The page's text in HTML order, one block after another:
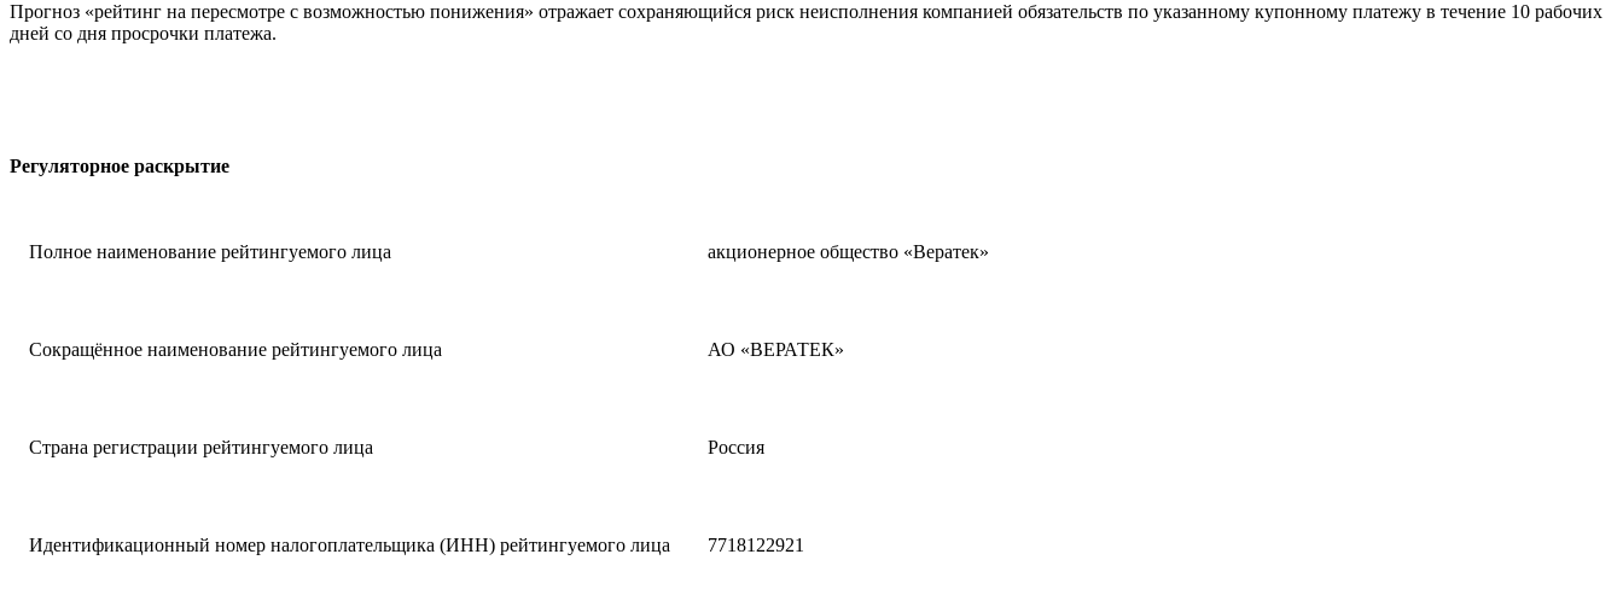
Прогноз «рейтинг на пересмотре с возможностью понижения» отражает сохраняющийся риск неисполнения компанией обязательств по указанному купонному платежу в течение 10 рабочих
дней со дня просрочки платежа.
Регуляторное раскрытие
Полное наименование рейтингуемого лица акционерное общество «Вератек»
Сокращённое наименование рейтингуемого лица АО «ВЕРАТЕК»
Страна регистрации рейтингуемого лица Россия
Идентификационный номер налогоплательщика (ИНН) рейтингуемого лица 7718122921